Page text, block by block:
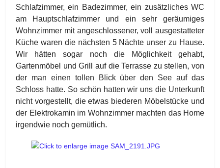
Schlafzimmer, ein Badezimmer, ein zusätzliches WC
am Hauptschlafzimmer und ein sehr geräumiges
Wohnzimmer mit angeschlossener, voll ausgestatteter
Küche waren die nächsten 5 Nächte unser zu Hause.
Wir hätten sogar noch die Möglichkeit gehabt,
Gartenmöbel und Grill auf die Terrasse zu stellen, von
der man einen tollen Blick über den See auf das
Schloss hatte. So schön hatten wir uns die Unterkunft
nicht vorgestellt, die etwas biederen Möbelstücke und
der Elektrokamin im Wohnzimmer machten das Home
irgendwie noch gemütlich.